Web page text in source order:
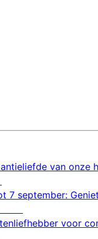
van onze
7 september:
voor